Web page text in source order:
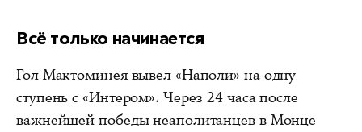
Всё только начинается
Гол Мактоминея вывел «Наполи» на одну
ступень с «Интером». Через 24 часа после
важнейшей победы неаполитанцев в Монце